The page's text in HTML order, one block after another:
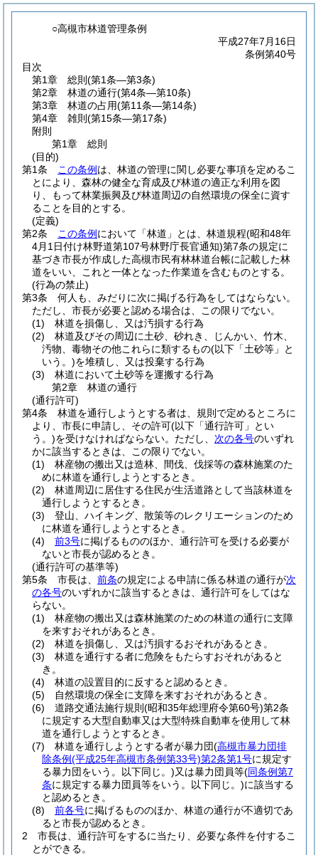
○高槻市林道管理条例
平成27年7月16日
条例第40号
目次
第1章
総則 (第1条―第3条)
第2章
林道の通行(第4条―第10条)
第3章
林道の占用(第11条―第14条)
第4章
雑則 (第15条―第17条)
附則
第1章
総則
(目的)
第1条
この条例 は、林道の管理に関し必要な事項を定めるこ
とにより、森林の健全な育成及び林道の適正な利用を図
り、もって林業振興及び林道周辺の自然環境の保全に資す
ることを目的とする。
(定義)
第2条
この条例 において「林道」とは、林道規程(昭和48年
4月1日付け林野道第107号林野庁長官通知)第7条の規定に
基づき市長が作成した高槻市民有林林道台帳に記載した林
道をいい、これと一体となった作業道を含むものとする。
(行為の禁止)
第3条
何人も、みだりに次に掲げる行為をしてはならない。
ただし、市長が必要と認める場合は、この限りでない。
(1)
林道を損傷し、又は汚損する行為
(2)
林道及びその周辺に土砂、砂れき、じんかい、竹木、
汚物、毒物その他これらに類するもの(以下「土砂等」と
いう。)を堆積し、又は投棄する行為
(3)
林道において土砂等を運搬する行為
第2章
林道の通行
(通行許可)
第4条
林道を通行しようとする者は、規則で定めるところに
より、市長に申請し、その許可(以下「通行許可」とい
う。)を受けなければならない。 ただし、 次の各号のいずれ
かに該当するときは、この限りでない。
(1)
林産物の搬出又は造林、間伐、伐採等の森林施業のた
めに林道を通行しようとするとき。
(2)
林道周辺に居住する住民が生活道路として当該林道を
通行しようとするとき。
(3)
登山、ハイキング、散策等のレクリエーションのため
に林道を通行しようとするとき。
(4)
前3号に掲げるもののほか、通行許可を受ける必要が
ないと市長が認めるとき。
(通行許可の基準等)
第5条
市長は、 前条の規定による申請に係る林道の通行が次
の各号のいずれかに該当するときは、通行許可をしてはな
らない。
(1)
林産物の搬出又は森林施業のための林道の通行に支障
を来すおそれがあるとき。
(2)
林道を損傷し、又は汚損するおそれがあるとき。
(3)
林道を通行する者に危険をもたらすおそれがあると
き。
(4)
林道の設置目的に反すると認めるとき。
(5)
自然環境の保全に支障を来すおそれがあるとき。
(6)
道路交通法施行規則 (昭和35年総理府令第60号)第2条
に規定する大型自動車又は大型特殊自動車を使用して林
道を通行しようとするとき。
(7)
林道を通行しようとする者が暴力団(高槻市暴力団排
除条例(平成25年高槻市条例第33号)第2条第1号に規定す
る暴力団をいう。以下同じ。)又は暴力団員等(同条例第7
条に規定する暴力団員等をいう。以下同じ。)に該当する
と認めるとき。
(8)
前各号に掲げるもののほか、林道の通行が不適切であ
ると市長が認めるとき。
2
市長は、通行許可をするに当たり、必要な条件を付するこ
とができる。